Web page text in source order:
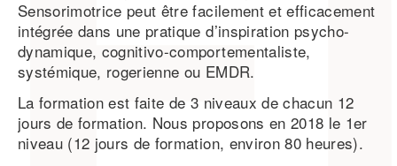
Sensorimotrice peut être facilement et efficacement
intégrée dans une pratique d’inspiration psycho-
dynamique, cognitivo-comportementaliste,
systémique, rogerienne ou EMDR.
La formation est faite de 3 niveaux de chacun 12
jours de formation. Nous proposons en 2018 le 1er
niveau (12 jours de formation, environ 80 heures).